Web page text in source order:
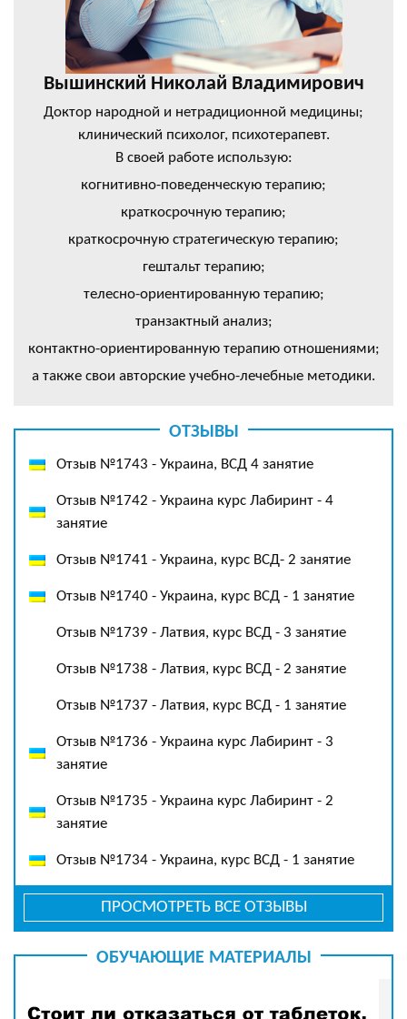
Вышинский Николай Владимирович
Доктор народной и нетрадиционной медицины;
клинический психолог, психотерапевт.
В своей работе использую:
когнитивно-поведенческую терапию;
краткосрочную терапию;
краткосрочную стратегическую терапию;
гештальт терапию;
телесно-ориентированную терапию;
транзактный анализ;
контактно-ориентированную терапию отношениями;
а также свои авторские учебно-лечебные методики.
ОТЗЫВЫ
Отзыв №1743 - Украина, ВСД 4 занятие
Отзыв №1742 - Украина курс Лабиринт - 4
занятие
Отзыв №1741 - Украина, курс ВСД- 2 занятие
Отзыв №1740 - Украина, курс ВСД - 1 занятие
Отзыв №1739 - Латвия, курс ВСД - 3 занятие
Отзыв №1738 - Латвия, курс ВСД - 2 занятие
Отзыв №1737 - Латвия, курс ВСД - 1 занятие
Отзыв №1736 - Украина курс Лабиринт - 3
занятие
Отзыв №1735 - Украина курс Лабиринт - 2
занятие
Отзыв №1734 - Украина, курс ВСД - 1 занятие
ПРОСМОТРЕТЬ ВСЕ ОТЗЫВЫ
ОБУЧАЮЩИЕ МАТЕРИАЛЫ